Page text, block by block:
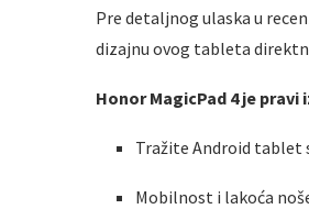
Pre detaljnog ulaska u
dizajnu ovog tableta
Honor MagicPad 4 je pravi
Tražite Android tablet
Mobilnost i lakoća